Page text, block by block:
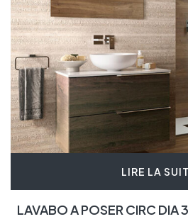
LIRE LA
LAVABO A POSER CIRC DIA